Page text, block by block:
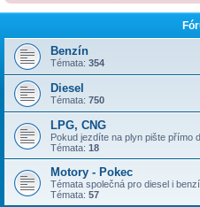
Benzín
Témata: 354
Diesel
Témata: 750
LPG, CNG
Pokud jezdíte na plyn pište přímo
Témata: 18
Motory - Pokec
Témata společná pro diesel i
Témata: 57